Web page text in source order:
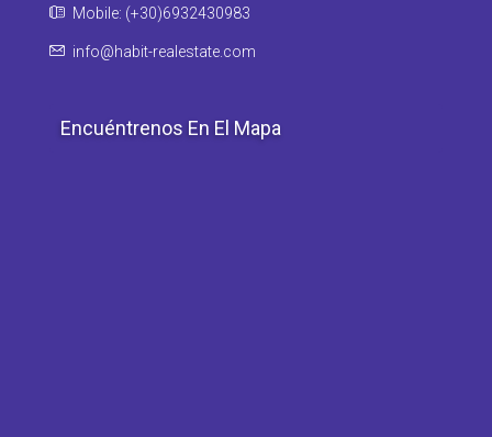
Mobile: (+30)6932430983
info@habit-realestate.com
Encuéntrenos En El Mapa